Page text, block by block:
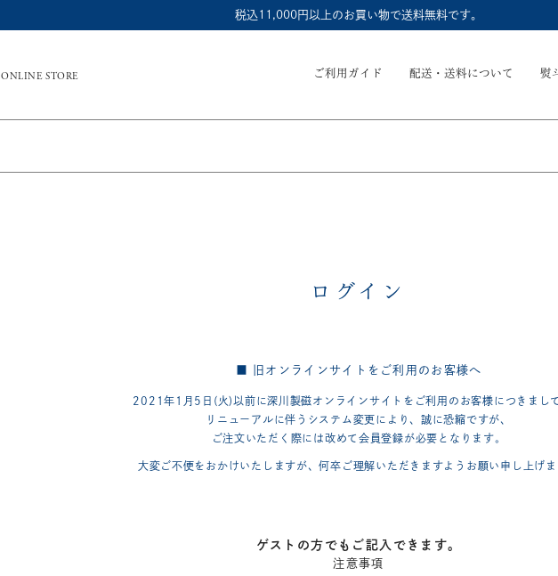
税込11,000円以上のお買い物で送料無料です。
深
ONLINE STORE ご利用ガイド 配送・送料について 熨
ログイン
■ 旧オンラインサイトをご利用のお客様へ
2021年1月5日(火)以前に深川製磁オンラインサイトをご利用のお客様につきまし
リニューアルに伴うシステム変更により、誠に恐縮ですが、
ご注文いただく際には改めて会員登録が必要となります。
大変ご不便をおかけいたしますが、何卒ご理解いただきますようお願い申し上げま
ゲストの方でもご記入できます。
注意事項